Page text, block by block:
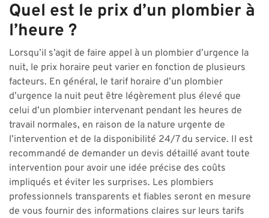
Quel est le prix d’un plombier à
l’heure ?
Lorsqu’il s’agit de faire appel à un plombier d’urgence la
nuit, le prix horaire peut varier en fonction de plusieurs
facteurs. En général, le tarif horaire d’un plombier
d’urgence la nuit peut être légèrement plus élevé que
celui d’un plombier intervenant pendant les heures de
travail normales, en raison de la nature urgente de
l’intervention et de la disponibilité 24/7 du service. Il est
recommandé de demander un devis détaillé avant toute
intervention pour avoir une idée précise des coûts
impliqués et éviter les surprises. Les plombiers
professionnels transparents et fiables seront en mesure
de vous fournir des informations claires sur leurs tarifs